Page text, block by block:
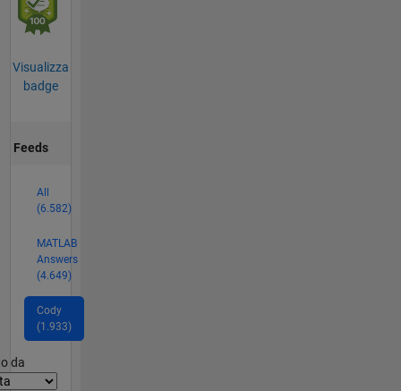
Visualizza
badge
Feeds
All
(6.582)
MATLAB
Answers
(4.649)
Cody
(1.933)
da